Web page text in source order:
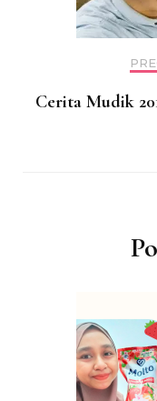
Cerita Mudik